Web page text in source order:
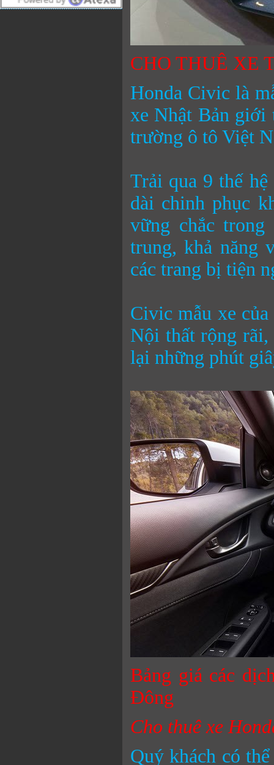
CHO THUÊ XE
Honda Civic là
xe Nhật Bản giới
trường ô tô Việt
Trải qua 9 thế
dài chinh phục
vững chắc
trung, khả năng
các trang bị tiện
Civic mẫu xe
Nội thất rộng rãi,
lại những phút
Bảng giá các
Đông
Cho thuê xe
Quý khách có